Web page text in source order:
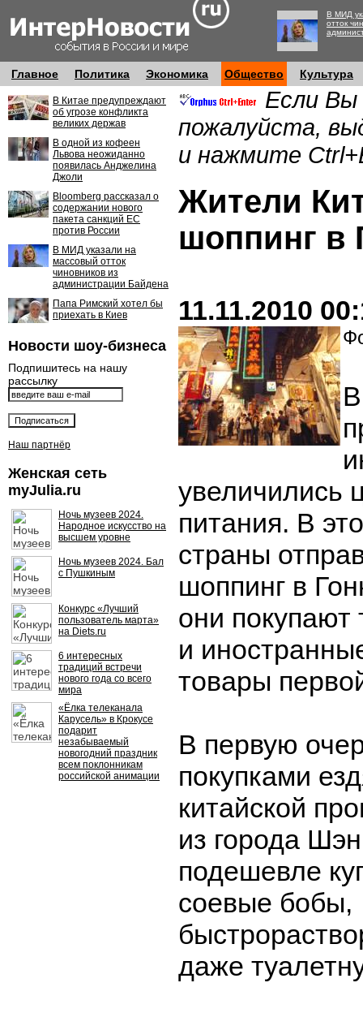
В МИД
отток
Главное Политика Экономика Общество Культура
В Китае предупреждают
об угрозе конфликта
великих держав
В одной из кофеен
Львова неожиданно
появилась Анджелина
Джоли
Bloomberg рассказал о
содержании нового
пакета санкций ЕС
против России
В МИД указали на
массовый отток
чиновников из
администрации Байдена
Папа Римский хотел бы
приехать в Киев
Новости шоу-бизнеса
Подпишитесь на нашу
рассылку
Наш партнёр
Женская сеть
myJulia.ru
Ночь музеев 2024.
Народное искусство на
высшем уровне
Ночь музеев 2024. Бал
с Пушкиным
Конкурс «Лучший
пользователь марта»
на Diets.ru
6 интересных
традиций встречи
нового года со всего
мира
«Ёлка телеканала
Карусель» в Крокусе
подарит
незабываемый
новогодний праздник
всем поклонникам
российской анимации
Если Вы
пожалуйста,
и нажмите
Жители
шоппинг в
11.11.2010
увеличились
питания. В
страны
шоппинг в
они
и
товары
В первую
покупками
китайской
из города
подешевле
соевые бобы,
даже